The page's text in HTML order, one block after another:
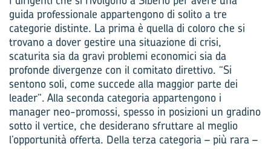
guida professionale appartengono di solito a tre
categorie distinte. La prima è quella di coloro che si
trovano a dover gestire una situazione di crisi,
scaturita sia da gravi problemi economici sia da
profonde divergenze con il comitato direttivo. “Si
sentono soli, come succede alla maggior parte dei
leader”. Alla seconda categoria appartengono i
manager neo-promossi, spesso in posizioni un gradino
sotto il vertice, che desiderano sfruttare al meglio
l’opportunità offerta. Della terza categoria – più rara –